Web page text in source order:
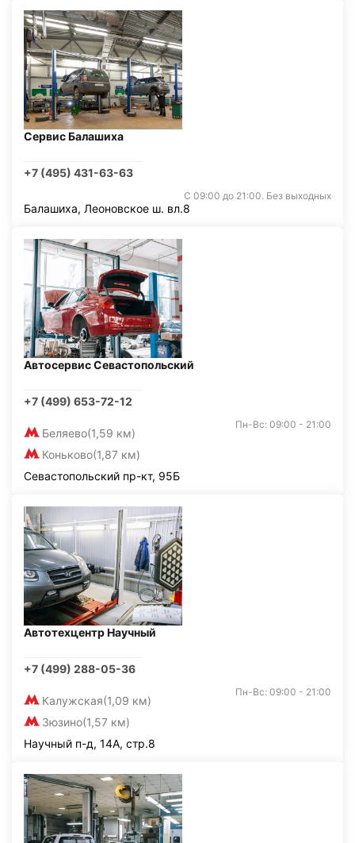
Сервис Балашиха
+7 (495) 431-63-63
С 09:00 до 21:00. Без выходных
Балашиха, Леоновское ш. вл.8
Автосервис Севастопольский
+7 (499) 653-72-12
Беляево(1,59 км)
Коньково(1,87 км)
Пн-Вс: 09:00 - 21:00
Севастопольский пр-кт, 95Б
Автотехцентр Научный
+7 (499) 288-05-36
Калужская(1,09 км)
Зюзино(1,57 км)
Пн-Вс: 09:00 - 21:00
Научный п-д, 14А, стр.8